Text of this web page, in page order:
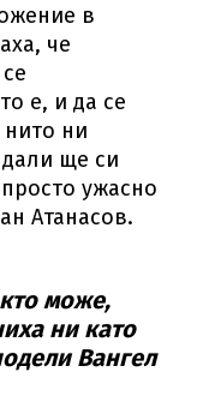
в
че
е, и да се
нито ни
ще си
ужасно
Атанасов.
може,
ни като
Вангел